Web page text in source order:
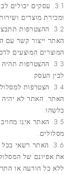
3.1. עסקים
ומכירת מוצרים
3.2. ההצטרפות
האתר ייצור קשר עם
המוצרים המוצעים
3.3. ההצטרפות
לבין העסק.
3.4. הצטרפות
האתר. האתר לא
כלשהו.
3.5. האתר אינו
מסלולים.
3.6. האתר רשאי
את אפיונם של
ללא כל הודעה או